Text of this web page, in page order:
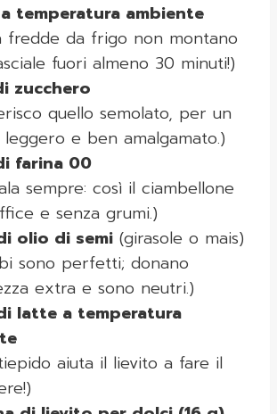
temperatura ambiente
fredde da frigo non montano
fuori almeno 30 minuti!)
zucchero
quello semolato, per un
e ben amalgamato.)
farina 00
sempre: così il ciambellone
e senza grumi.)
olio di semi (girasole o mais)
sono perfetti; donano
extra e sono neutri.)
latte a temperatura
aiuta il lievito a fare il